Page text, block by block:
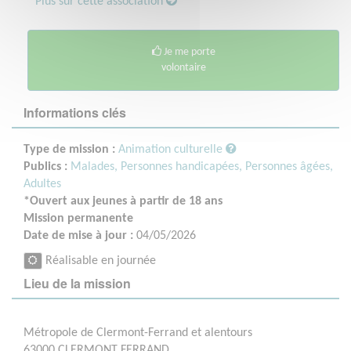
Je me porte
volontaire
Informations clés
Type de mission : Animation culturelle
Publics : Malades, Personnes handicapées, Personnes âgées,
Adultes
*Ouvert aux jeunes à partir de 18 ans
Mission permanente
Date de mise à jour : 04/05/2026
Réalisable en journée
Lieu de la mission
Métropole de Clermont-Ferrand et alentours